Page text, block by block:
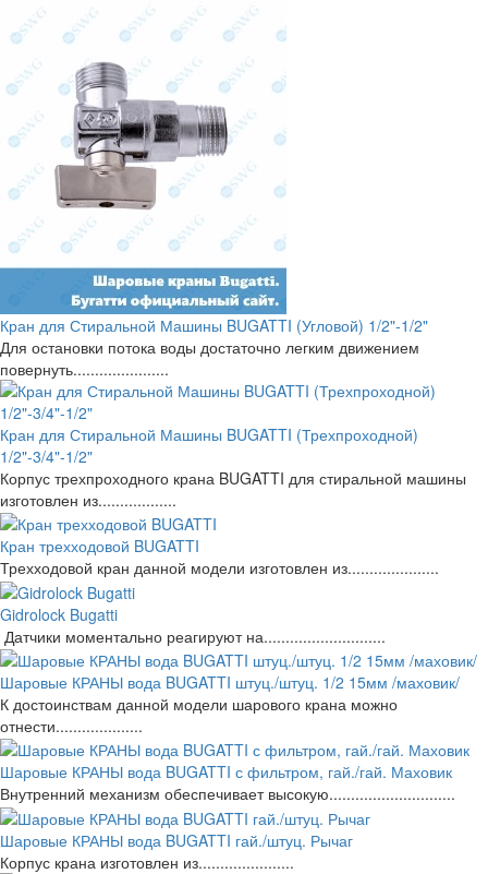
Кран для Стиральной Машины BUGATTI (Угловой) 1/2"-1/2"
Для остановки потока воды достаточно легким движением
повернуть......................
Кран для Стиральной Машины BUGATTI (Трехпроходной)
1/2"-3/4"-1/2"
Корпус трехпроходного крана BUGATTI для стиральной машины
изготовлен из..................
Кран трехходовой BUGATTI
Трехходовой кран данной модели изготовлен из.....................
Gidrolock Bugatti
Датчики моментально реагируют на............................
Шаровые КРАНЫ вода BUGATTI штуц./штуц. 1/2 15мм /маховик/
К достоинствам данной модели шарового крана можно
отнести....................
Шаровые КРАНЫ вода BUGATTI с фильтром, гай./гай. Маховик
Внутренний механизм обеспечивает высокую.............................
Шаровые КРАНЫ вода BUGATTI гай./штуц. Рычаг
Корпус крана изготовлен из......................